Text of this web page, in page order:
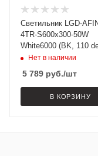
Светильник LGD-
4TR-S600x300-50W
White6000 (BK, 110
230V) (Arlight, IP20
Нет в наличии
5 789 руб./шт
В КОРЗИНУ